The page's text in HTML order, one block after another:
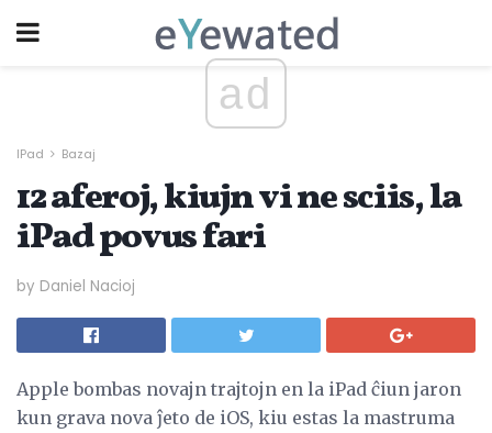
ad
IPad Bazaj
12 aferoj, kiujn vi ne sciis, la
iPad povus fari
by Daniel Nacioj
Apple bombas novajn trajtojn en la iPad ĉiun jaron
kun grava nova ĵeto de iOS, kiu estas la mastruma